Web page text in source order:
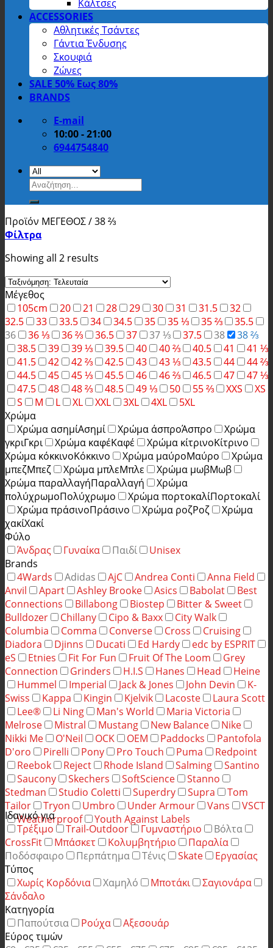
Κάλτσες
ACCESSORIES
Αθλητικές Τσάντες
Γάντια Ένδυσης
Σκουφιά
Ζώνες
SALE 50% Εως 80%
BRANDS
E-mail
10:00 - 21:00
6944754840
Αναζήτηση
για:
Προϊόν ΜΕΓΕΘΟΣ/38 ⅔
Φίλτρα
Showing all 2 results
Μέγεθος
105cm
20 21 28 29 30 31 31.5
32
32.5
33 33.5 34 34.5 35 35 ⅓ 35 ⅔
35.5
36
36 ⅓ 36 ⅔ 36.5 37 37 ⅓ 37.5 38
38 ⅔
38.5
39 39 ⅓ 39.5 40 40 ⅔ 40.5 41
41 ⅓
41.5
42 42 ⅔ 42.5 43 43 ⅓ 43.5 44
44 ⅔
44.5
45 45 ⅓ 45.5 46 46 ⅔ 46.5 47
47 ⅓
47.5
48 48 ⅔ 48.5 49 ⅓ 50 55 ⅔ XXS
XS
S
M L XL XXL 3XL 4XL
5XL
Χρώμα
Χρώμα ασημίΑσημί Χρώμα άσπροΆσπρο
Χρώμα
γκριΓκρι Χρώμα καφέΚαφέ Χρώμα κίτρινοΚίτρινο
Χρώμα κόκκινοΚόκκινο Χρώμα μαύροΜαύρο
Χρώμα
μπεζΜπεζ Χρώμα μπλεΜπλε Χρώμα μωβΜωβ
Χρώμα παραλλαγήΠαραλλαγή
Χρώμα
πολύχρωμοΠολύχρωμο Χρώμα πορτοκαλίΠορτοκαλί
Χρώμα πράσινοΠράσινο Χρώμα ροζΡοζ
Χρώμα
χακίΧακί
Φύλο
Άνδρας
Γυναίκα Παιδί
Unisex
Brands
4Wards
Adidas AjC Andrea Conti
Anna Field
Anvil
Apart Ashley Brooke Asics Babolat
Best
Connections
Billabong Biostep
Bitter & Sweet
Bulldozer
Chillany Cipo & Baxx
City Walk
Columbia
Comma Converse Cross
Cruising
Diadora
Djinns Ducati Ed Hardy
edc by ESPRIT
eS
Etnies Fit For Fun Fruit Of The Loom
Grey
Connection
Grinders H.I.S Hanes Head
Heine
Hummel
Imperial Jack & Jones John Devin
K-
Swiss
Kappa Kingin Kjelvik Lacoste
Laura Scott
Lee®
Li Ning Man's World
Maria Victoria
Melrose
Mistral Mustang New Balance
Nike
Nikki Me
O'Neil OCK OEM Paddocks
Pantofola
D'oro
Pirelli Pony Pro Touch Puma
Redpoint
Reebok
Reject Rhode Island Salming
Santino
Saucony
Skechers SoftScience
Stanno
Stedman
Studio Coletti Superdry Supra
Tom
Tailor
Tryon Umbro Under Armour Vans
VSCT
Weatherproof
Youth Against Labels
Ιδανικό για
Τρέξιμο
Trail-Outdoor Γυμναστήριο
Βόλτα
CrossFit
Μπάσκετ Κολυμβητήριο
Παραλία
Ποδόσφαιρο
Περπάτημα Τένις Skate
Εργασίας
Τύπος
Χωρίς Κορδόνια
Χαμηλό Μποτάκι
Σαγιονάρα
Σάνδαλο
Κατηγορία
Παπούτσια
Ρούχα
Αξεσουάρ
Εύρος τιμών